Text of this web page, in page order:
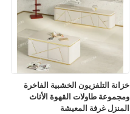
خزانة التلفزيون الخشبية الفاخرة
ومجموعة طاولات القهوة الأثاث
المنزل غرفة المعيشة